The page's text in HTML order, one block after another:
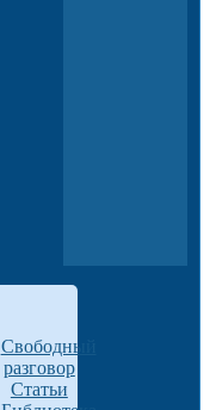
Свободный
разговор
Статьи